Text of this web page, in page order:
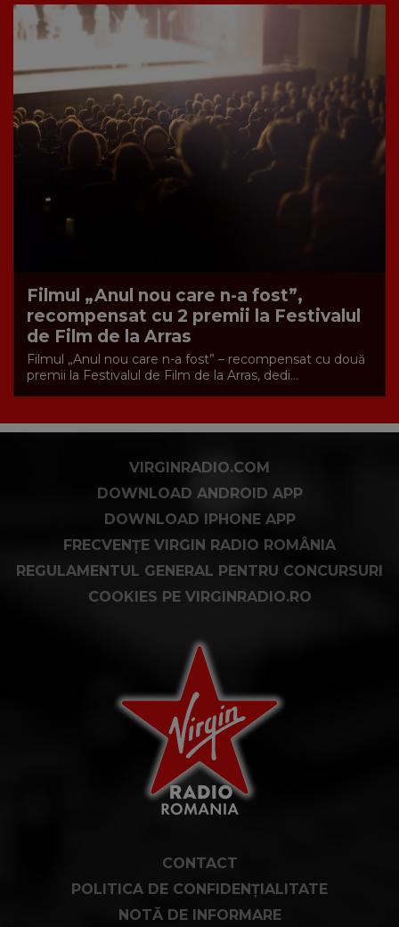
Filmul „Anul nou care n-a fost”,
recompensat cu 2 premii la Festivalul
de Film de la Arras
Filmul „Anul nou care n-a fost” – recompensat cu două
premii la Festivalul de Film de la Arras, dedi...
VIRGINRADIO.COM
DOWNLOAD ANDROID APP
DOWNLOAD IPHONE APP
FRECVENȚE VIRGIN RADIO ROMÂNIA
REGULAMENTUL GENERAL PENTRU CONCURSURI
COOKIES PE VIRGINRADIO.RO
CONTACT
POLITICA DE CONFIDENȚIALITATE
NOTĂ DE INFORMARE